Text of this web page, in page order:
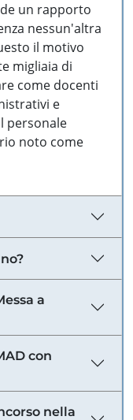
un rapporto
nessun'altra
il motivo
migliaia di
come docenti
e
personale
noto come
a
con
nella